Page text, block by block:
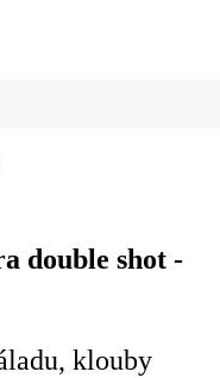
double shot -
klouby